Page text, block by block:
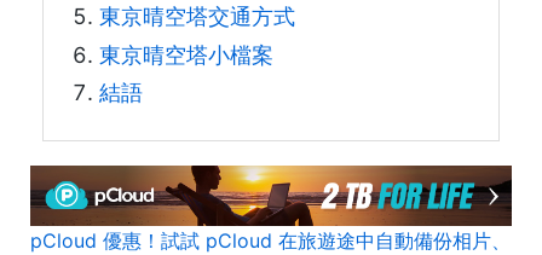
東京晴空塔交通方式
東京晴空塔小檔案
結語
pCloud 優惠！試試 pCloud 在旅遊途中自動備份相片、